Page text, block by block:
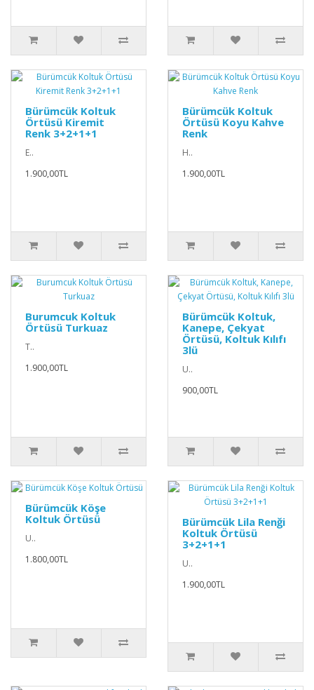
Bürümcük Koltuk
Örtüsü Kiremit
Renk 3+2+1+1
E..
1.900,00TL
Bürümcük Koltuk
Örtüsü Koyu Kahve
Renk
H..
1.900,00TL
Burumcuk Koltuk
Örtüsü Turkuaz
T..
1.900,00TL
Bürümcük Koltuk,
Kanepe, Çekyat
Örtüsü, Koltuk Kılıfı
3lü
U..
900,00TL
Bürümcük Köşe
Koltuk Örtüsü
U..
1.800,00TL
Bürümcük Lila Renği
Koltuk Örtüsü
3+2+1+1
U..
1.900,00TL